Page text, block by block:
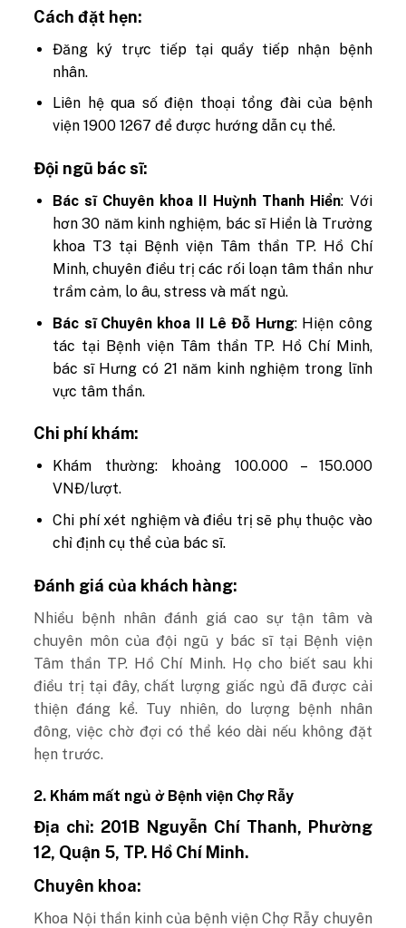
Cách đặt hẹn:
Đăng ký trực tiếp tại quầy tiếp nhận bệnh
nhân.​
Liên hệ qua số điện thoại tổng đài của bệnh
viện 1900 1267 để được hướng dẫn cụ thể.
Đội ngũ bác sĩ:
Bác sĩ Chuyên khoa II Huỳnh Thanh Hiển: Với
hơn 30 năm kinh nghiệm, bác sĩ Hiển là Trưởng
khoa T3 tại Bệnh viện Tâm thần TP. Hồ Chí
Minh, chuyên điều trị các rối loạn tâm thần như
trầm cảm, lo âu, stress và mất ngủ.​
Bác sĩ Chuyên khoa II Lê Đỗ Hưng: Hiện công
tác tại Bệnh viện Tâm thần TP. Hồ Chí Minh,
bác sĩ Hưng có 21 năm kinh nghiệm trong lĩnh
vực tâm thần.
Chi phí khám:
Khám thường: khoảng 100.000 – 150.000
VNĐ/lượt.​
Chi phí xét nghiệm và điều trị sẽ phụ thuộc vào
chỉ định cụ thể của bác sĩ.
Đánh giá của khách hàng:
​Nhiều bệnh nhân đánh giá cao sự tận tâm và
chuyên môn của đội ngũ y bác sĩ tại Bệnh viện
Tâm thần TP. Hồ Chí Minh. Họ cho biết sau khi
điều trị tại đây, chất lượng giấc ngủ đã được cải
thiện đáng kể. Tuy nhiên, do lượng bệnh nhân
đông, việc chờ đợi có thể kéo dài nếu không đặt
hẹn trước.
2. Khám mất ngủ ở Bệnh viện Chợ Rẫy
Địa chỉ: 201B Nguyễn Chí Thanh, Phường
12, Quận 5, TP. Hồ Chí Minh.
Chuyên khoa:
Khoa Nội thần kinh của bệnh viện Chợ Rẫy chuyên